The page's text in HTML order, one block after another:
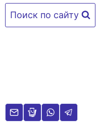
Перейти
Поиск по сайту